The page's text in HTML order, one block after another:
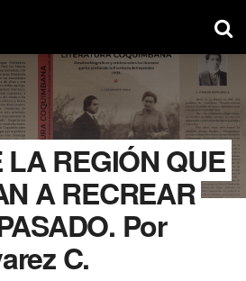
REGIÓN QUE
A RECREAR
Por
C.